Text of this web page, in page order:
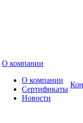
О компании
О компании
Сертификаты
Новости